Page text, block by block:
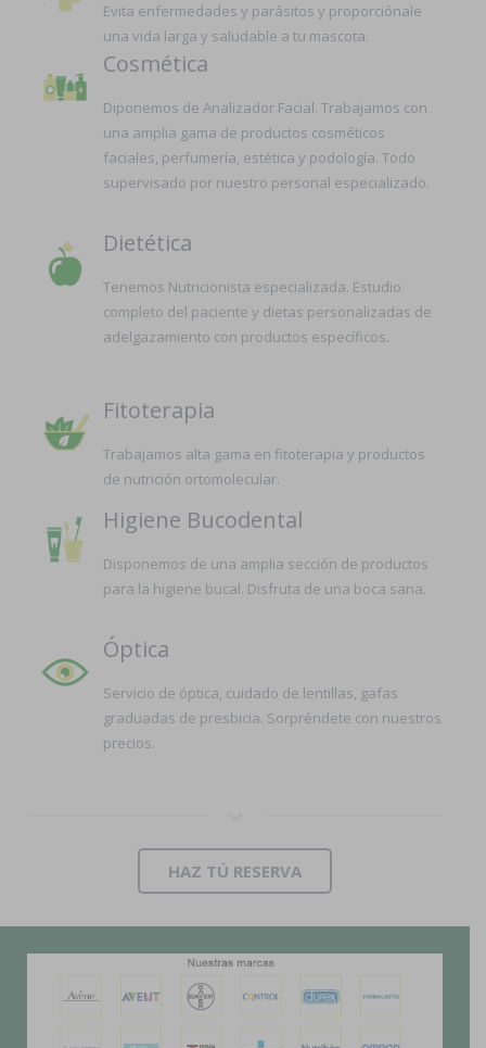
Evita enfermedades y parásitos y proporciónale
una vida larga y saludable a tu mascota.
Cosmética
Diponemos de Analizador Facial. Trabajamos con
una amplia gama de productos cosméticos
faciales, perfumería, estética y podología. Todo
supervisado por nuestro personal especializado.
Dietética
Tenemos Nutricionista especializada. Estudio
completo del paciente y dietas personalizadas de
adelgazamiento con productos específicos.
Fitoterapia
Trabajamos alta gama en fitoterapia y productos
de nutrición ortomolecular.
Higiene Bucodental
Disponemos de una amplia sección de productos
para la higiene bucal. Disfruta de una boca sana.
Óptica
Servicio de óptica, cuidado de lentillas, gafas
graduadas de presbicia. Sorpréndete con nuestros
precios.
HAZ TÚ RESERVA